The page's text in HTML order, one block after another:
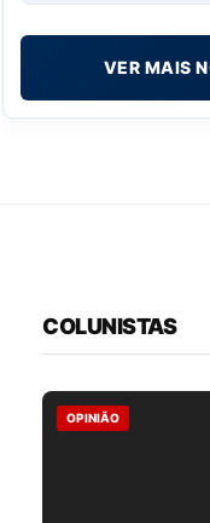
VER MAIS
COLUNISTAS
OPINIÃO